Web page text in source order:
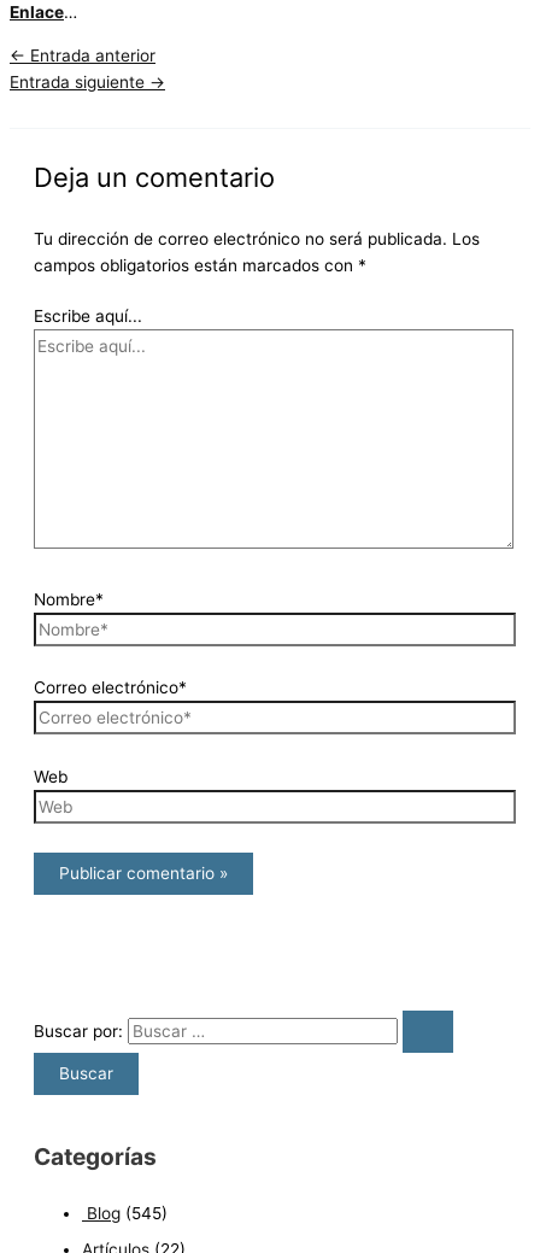
Enlace…
← Entrada anterior
Entrada siguiente →
Deja un comentario
Tu dirección de correo electrónico no será publicada. Los
campos obligatorios están marcados con *
Escribe aquí...
Nombre*
Correo electrónico*
Web
Buscar por:
Categorías
Blog (545)